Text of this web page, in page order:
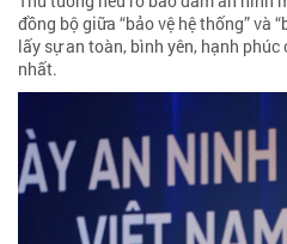
đồng bộ giữa “bảo vệ hệ thống” và
lấy sự an toàn, bình yên, hạnh
nhất.